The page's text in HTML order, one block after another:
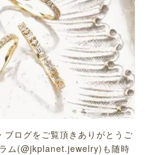
ログをご覧頂きありがとうご
ム(@jkplanet.jewelry)も随時